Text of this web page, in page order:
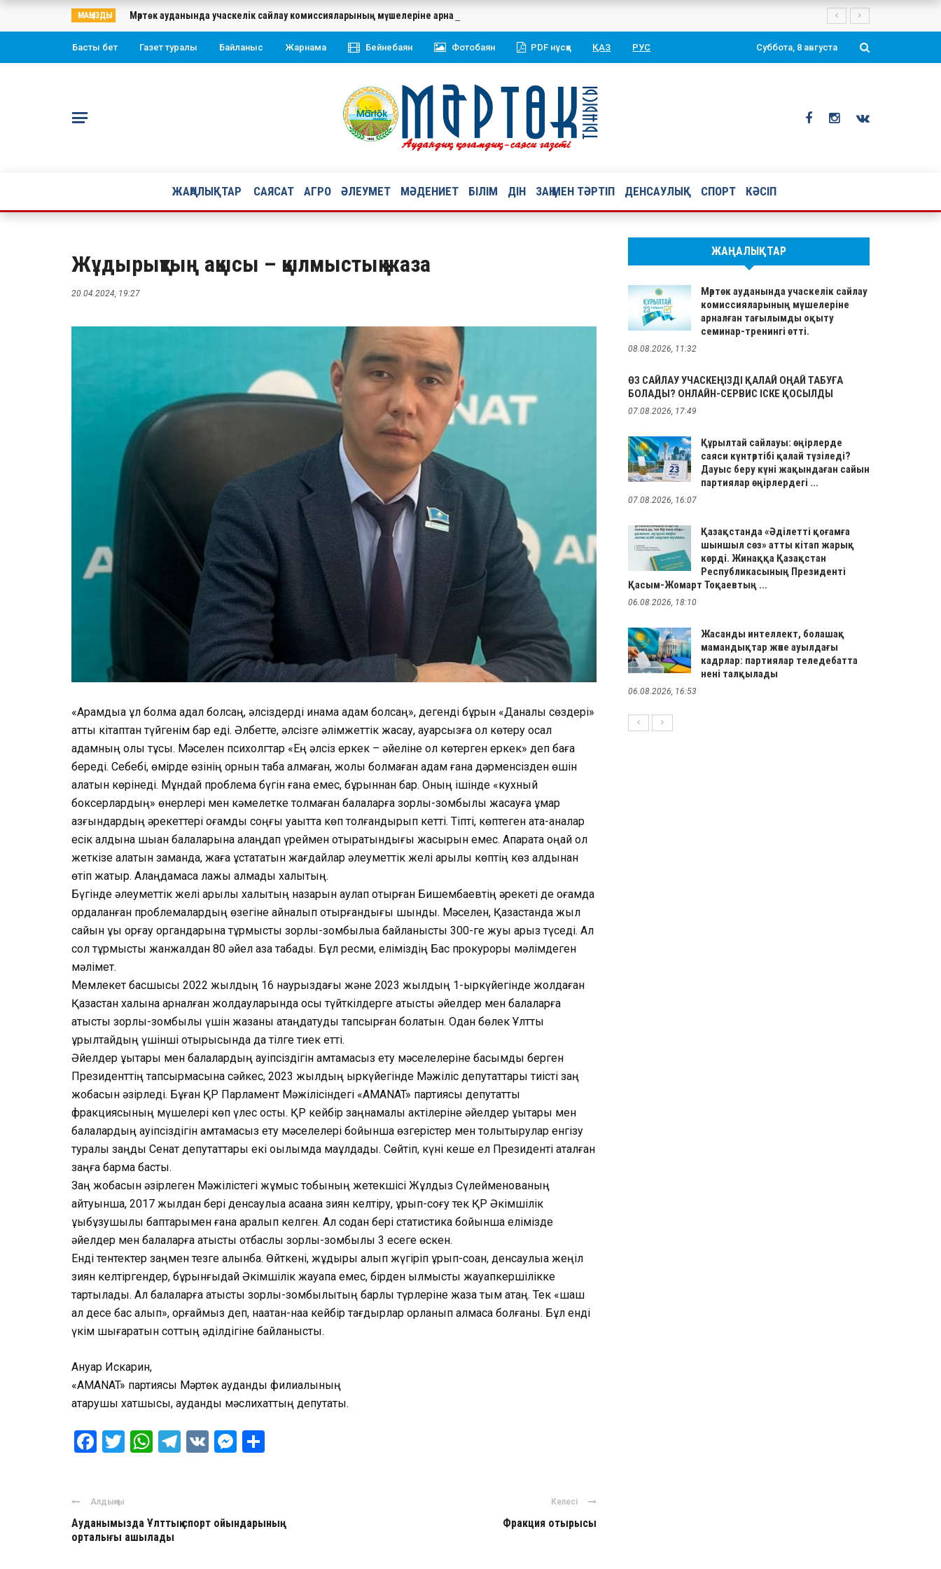
МАҢЫЗДЫ Мәртөк ауданында учаскелік сайлау комиссияларының мүшелеріне арналған тағылымды оқыту семинар-тренингі өтті.
Басты бет Газет туралы Байланыс Жарнама Бейнебаян Фотобаян PDF нұсқа ҚАЗ РУС Суббота, 8 августа
ЖАҢАЛЫҚТАР САЯСАТ АГРО ӘЛЕУМЕТ МӘДЕНИЕТ БІЛІМ ДІН ЗАҢ МЕН ТӘРТІП ДЕНСАУЛЫҚ СПОРТ КӘСІП
Жұдырықтың ақысы – қылмыстық жаза
20.04.2024, 19:27
«Арамдыққа құл болма адал болсаң, әлсіздерді қинама адам болсаң», дегенді бұрын «Даналық сөздері»
атты кітаптан түйгенім бар еді. Әлбетте, әлсізге әлімжеттік жасау, қауқарсызға қол көтеру осал
адамның олқы тұсы. Мәселен психолгтар «Ең әлсіз еркек – әйеліне қол көтерген еркек» деп баға
береді. Себебі, өмірде өзінің орнын таба алмаған, жолы болмаған адам ғана дәрменсізден өшін
алатын көрінеді. Мұндай проблема бүгін ғана емес, бұрыннан бар. Оның ішінде «кухный
боксерлардың» өнерлері мен кәмелетке толмаған балаларға зорлық-зомбылық жасауға құмар
азғындардың әрекеттері қоғамды соңғы уақытта көп толғандырып кетті. Тіпті, көптеген ата-аналар
есік алдына шыққан балаларына алаңдап үреймен отыратындығы жасырын емес. Ақпаратқа оңай қол
жеткізе алатын заманда, жаға ұстататын жағдайлар әлеуметтік желі арқылы көптің көз алдынан
өтіп жатыр. Алаңдамасқа лажы қалмады халықтың.
Бүгінде әлеуметтік желі арқылы халықтың назарын аулап отырған Бишембаевтің әрекеті де қоғамда
қордаланған проблемалардың өзегіне айналып отырғандығы шындық. Мәселен, Қазақстанда жыл
сайын құқық қорғау органдарына тұрмыстық зорлық-зомбылыққа байланысты 300-ге жуық арыз түседі. Ал
сол тұрмыстық жанжалдан 80 әйел қаза табады. Бұл ресми, еліміздің Бас прокуроры мәлімдеген
мәлімет.
Мемлекет басшысы 2022 жылдың 16 наурыздағы және 2023 жылдың 1-қыркүйегінде жолдаған
Қазақстан халқына арналған жолдауларында осы түйткілдерге қатысты әйелдер мен балаларға
қатысты зорлық-зомбылық үшін жазаны қатаңдатуды тапсырған болатын. Одан бөлек Ұлттық
құрылтайдың үшінші отырысында да тілге тиек етті.
Әйелдер құқықтары мен балалардың қауіпсіздігін қамтамасыз ету мәселелеріне басымдық берген
Президенттің тапсырмасына сәйкес, 2023 жылдың қыркүйегінде Мәжіліс депутаттары тиісті заң
жобасын әзірледі. Бұған ҚР Парламент Мәжілісіндегі «AMANAT» партиясы депутаттық
фракциясының мүшелері көп үлес қосты. ҚР кейбір заңнамалық актілеріне әйелдер құқықтары мен
балалардың қауіпсіздігін қамтамасыз ету мәселелері бойынша өзгерістер мен толықтырулар енгізу
туралы заңды Сенат депутаттары екі оқылымда мақұлдады. Сөйтіп, күні кеше ел Президенті аталған
заңға бармақ басты.
Заң жобасын әзірлеген Мәжілістегі жұмыс тобының жетекшісі Жұлдыз Сүлейменованың
айтуынша, 2017 жылдан бері денсаулыққа қасақана зиян келтіру, ұрып-соғу тек ҚР Әкімшілік
құқықбұзушылық баптарымен ғана қаралып келген. Ал содан бері статистика бойынша елімізде
әйелдер мен балаларға қатысты отбаслық зорлық-зомбылық 3 есеге өскен.
Енді тентектер заңмен тезге алынбақ. Өйткені, жұдырық алып жүгіріп ұрып-соққан, денсаулыққа жеңіл
зиян келтіргендер, бұрынғыдай Әкімшілік жауапқа емес, бірден қылмыстық жауапкершілікке
тартылады. Ал балаларға қатысты зорлық-зомбылықтың барлық түрлеріне жаза тым қатаң. Тек «шаш
ал десе бас алып», қорғаймыз деп, нақақтан-нақақ кейбір тағдырлар қорланып қалмаса болғаны. Бұл енді
үкім шығаратын соттың әділдігіне байланысты.
Ануар Искарин,
«AMANAT» партиясы Мәртөк аудандық филиалының
атқарушы хатшысы, аудандық мәслихаттың депутаты.
Facebook
Twitter
WhatsApp
Telegram
VK Messenger
Алдыңғы
Ауданымызда Ұлттық спорт ойындарының
орталығы ашылады
Келесі
Фракция отырысы
ЖАҢАЛЫҚТАР
Мәртөк ауданында учаскелік сайлау
комиссияларының мүшелеріне
арналған тағылымды оқыту
семинар-тренингі өтті.
08.08.2026, 11:32
ӨЗ САЙЛАУ УЧАСКЕҢІЗДІ ҚАЛАЙ ОҢАЙ ТАБУҒА
БОЛАДЫ? ОНЛАЙН-СЕРВИС ІСКЕ ҚОСЫЛДЫ
07.08.2026, 17:49
Құрылтай сайлауы: өңірлерде
саяси күнтәртібі қалай түзіледі?
Дауыс беру күні жақындаған сайын
партиялар өңірлердегі ...
07.08.2026, 16:07
Қазақстанда «Әділетті қоғамға
шыншыл сөз» атты кітап жарық
көрді. Жинаққа Қазақстан
Республикасының Президенті
Қасым-Жомарт Тоқаевтың ...
06.08.2026, 18:10
Жасанды интеллект, болашақ
мамандықтар және ауылдағы
кадрлар: партиялар теледебатта
нені талқылады
06.08.2026, 16:53